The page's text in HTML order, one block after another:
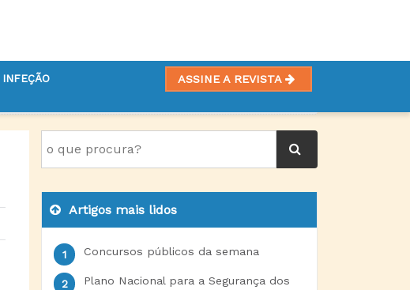
INFEÇÃO
ASSINE A REVISTA
Artigos mais lidos
Concursos públicos da semana
Plano Nacional para a Segurança dos